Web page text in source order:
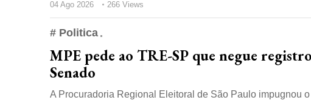
04 Ago 2026
266 Views
# Politica
MPE pede ao TRE-SP que negue
Senado
A Procuradoria Regional Eleitoral de São Paulo impugnou